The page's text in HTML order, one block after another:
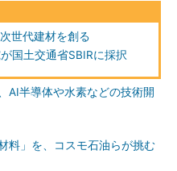
世代建材を創る
国土交通省SBIRに採択
AI半導体や水素などの技術開
料」を、コスモ石油らが挑む